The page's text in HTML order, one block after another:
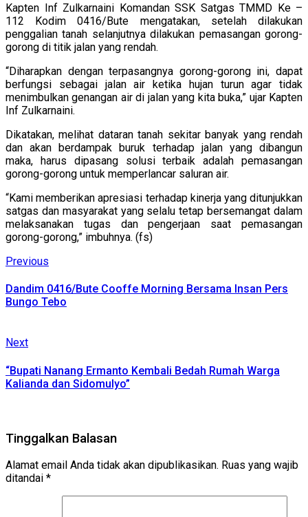
Kapten Inf Zulkarnaini Komandan SSK Satgas TMMD Ke –
112 Kodim 0416/Bute mengatakan, setelah dilakukan
penggalian tanah selanjutnya dilakukan pemasangan gorong-
gorong di titik jalan yang rendah.
“Diharapkan dengan terpasangnya gorong-gorong ini, dapat
berfungsi sebagai jalan air ketika hujan turun agar tidak
menimbulkan genangan air di jalan yang kita buka,” ujar Kapten
Inf Zulkarnaini.
Dikatakan, melihat dataran tanah sekitar banyak yang rendah
dan akan berdampak buruk terhadap jalan yang dibangun
maka, harus dipasang solusi terbaik adalah pemasangan
gorong-gorong untuk memperlancar saluran air.
“Kami memberikan apresiasi terhadap kinerja yang ditunjukkan
satgas dan masyarakat yang selalu tetap bersemangat dalam
melaksanakan tugas dan pengerjaan saat pemasangan
gorong-gorong,” imbuhnya. (fs)
Continue
Reading
Previous
Dandim 0416/Bute Cooffe Morning Bersama Insan Pers
Bungo Tebo
NextNext
“Bupati Nanang Ermanto Kembali Bedah Rumah Warga
Kalianda dan Sidomulyo”
Tinggalkan Balasan
Alamat email Anda tidak akan dipublikasikan. Ruas yang wajib
ditandai *